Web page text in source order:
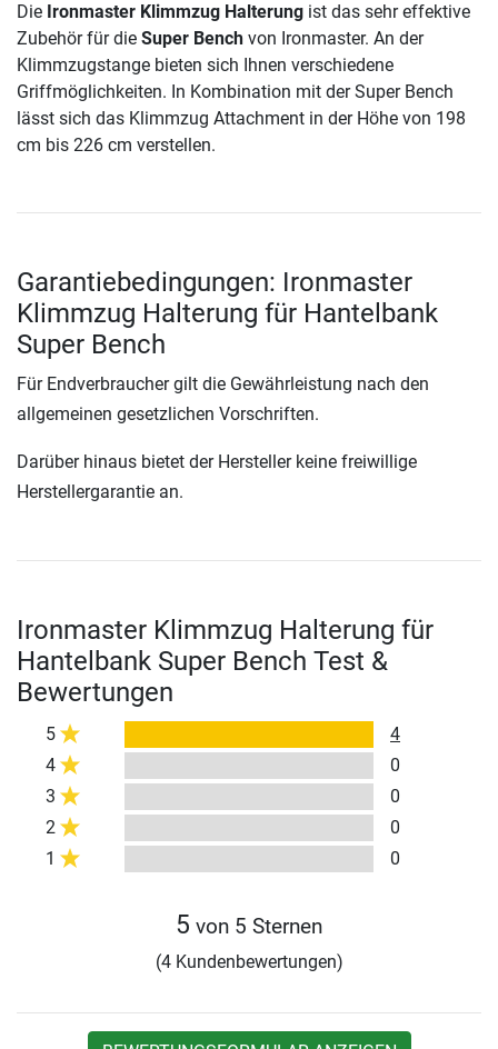
Die Ironmaster Klimmzug Halterung ist das sehr effektive
Zubehör für die Super Bench von Ironmaster. An der
Klimmzugstange bieten sich Ihnen verschiedene
Griffmöglichkeiten. In Kombination mit der Super Bench
lässt sich das Klimmzug Attachment in der Höhe von 198
cm bis 226 cm verstellen.
Garantiebedingungen: Ironmaster
Klimmzug Halterung für Hantelbank
Super Bench
Für Endverbraucher gilt die Gewährleistung nach den
allgemeinen gesetzlichen Vorschriften.
Darüber hinaus bietet der Hersteller keine freiwillige
Herstellergarantie an.
Ironmaster Klimmzug Halterung für
Hantelbank Super Bench Test &
Bewertungen
5
4
4
0
3
0
2
0
1
0
5 von 5 Sternen
(4 Kundenbewertungen)